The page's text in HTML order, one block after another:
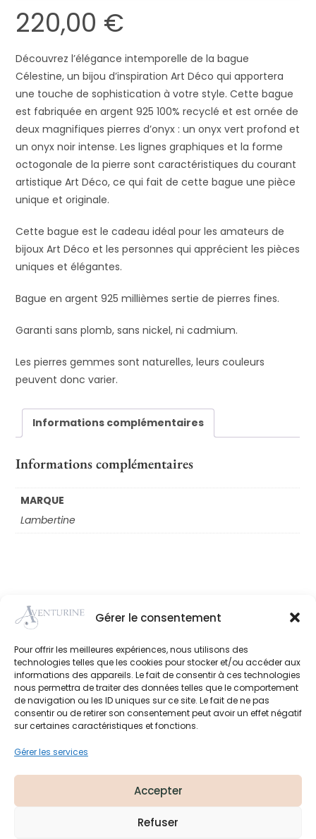
Gérer le consentement
Pour offrir les meilleures expériences, nous utilisons des
technologies telles que les cookies pour stocker et/ou accéder aux
informations des appareils. Le fait de consentir à ces technologies
nous permettra de traiter des données telles que le comportement
de navigation ou les ID uniques sur ce site. Le fait de ne pas
consentir ou de retirer son consentement peut avoir un effet négatif
sur certaines caractéristiques et fonctions.
Gérer les services
Accepter
Refuser
220,00 €
Découvrez l’élégance intemporelle de la bague
Célestine, un bijou d’inspiration Art Déco qui apportera
une touche de sophistication à votre style. Cette bague
est fabriquée en argent 925 100% recyclé et est ornée de
deux magnifiques pierres d’onyx : un onyx vert profond et
un onyx noir intense. Les lignes graphiques et la forme
octogonale de la pierre sont caractéristiques du courant
artistique Art Déco, ce qui fait de cette bague une pièce
unique et originale.
Cette bague est le cadeau idéal pour les amateurs de
bijoux Art Déco et les personnes qui apprécient les pièces
uniques et élégantes.
Bague en argent 925 millièmes sertie de pierres fines.
Garanti sans plomb, sans nickel, ni cadmium.
Les pierres gemmes sont naturelles, leurs couleurs
peuvent donc varier.
Informations complémentaires
Informations complémentaires
MARQUE
Lambertine
Achat en
boutique
collect
d'oreille
Téléphone: 01 43 09 11 98
Suivez-nous aussi sur
Instagram !